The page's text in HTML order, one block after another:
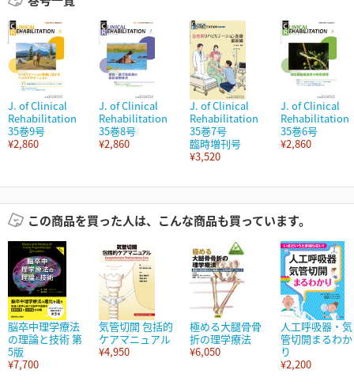
J. of Clinical
Rehabilitation
35巻9号
¥2,860
J. of Clinical
Rehabilitation
35巻8号
¥2,860
J. of Clinical
Rehabilitation
35巻7号
臨時増刊号
¥3,520
J. of Clinical
Rehabilitation
35巻6号
¥2,860
この商品を買った人は、こんな商品も買っています。
脳卒中理学療法
の理論と技術 第
5版
¥7,700
気管切開 包括的
ケアマニュアル
¥4,950
極める大腿骨骨
折の理学療法
¥6,050
人工呼吸器・気
管切開まるわか
り
¥2,200